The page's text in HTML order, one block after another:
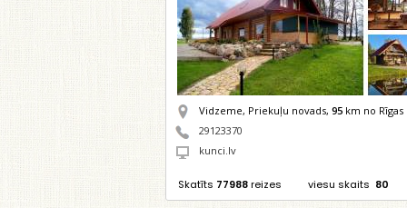
Vidzeme, Priekuļu novads, 95 km no Rīgas
29123370
kunci.lv
Skatīts 77988reizes viesu skaits 80